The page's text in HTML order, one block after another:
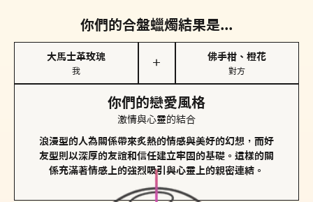
你們的合盤蠟燭結果是...
大馬士革玫瑰
我
＋
佛手柑、橙花
對方
你們的戀愛風格
激情與心靈的結合
浪漫型的人為關係帶來炙熱的情感與美好的幻想，而好
友型則以深厚的友誼和信任建立牢固的基礎。這樣的關
係充滿著情感上的強烈吸引與心靈上的親密連結。